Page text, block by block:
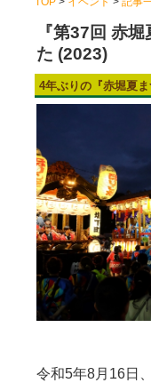
『第37回 赤
た (2023)
4年ぶりの『赤堀夏
令和5年8月16日